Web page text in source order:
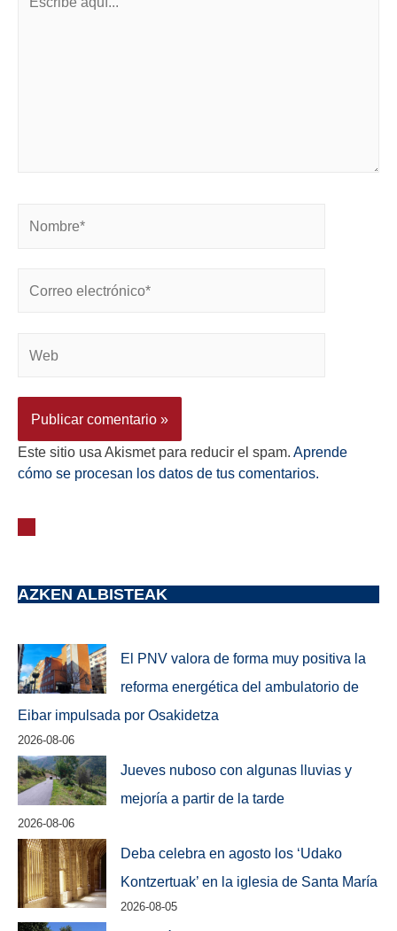
Este sitio usa Akismet para reducir el spam. Aprende
cómo se procesan los datos de tus comentarios.
AZKEN ALBISTEAK
El PNV valora de forma muy positiva la
reforma energética del ambulatorio de
Eibar impulsada por Osakidetza
2026-08-06
Jueves nuboso con algunas lluvias y
mejoría a partir de la tarde
2026-08-06
Deba celebra en agosto los ‘Udako
Kontzertuak’ en la iglesia de Santa María
2026-08-05